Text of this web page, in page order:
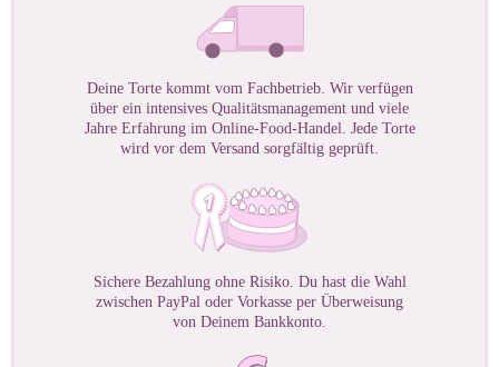
Deine Torte kommt vom Fachbetrieb. Wir verfügen
über ein intensives Qualitätsmanagement und viele
Jahre Erfahrung im Online-Food-Handel. Jede Torte
wird vor dem Versand sorgfältig geprüft.
Sichere Bezahlung ohne Risiko. Du hast die Wahl
zwischen PayPal oder Vorkasse per Überweisung
von Deinem Bankkonto.